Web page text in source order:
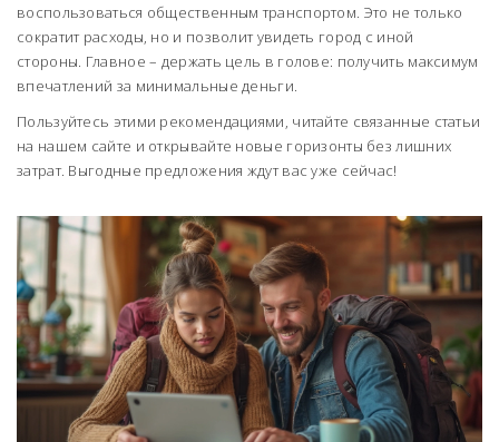
воспользоваться общественным транспортом. Это не только
сократит расходы, но и позволит увидеть город с иной
стороны. Главное – держать цель в голове: получить максимум
впечатлений за минимальные деньги.
Пользуйтесь этими рекомендациями, читайте связанные статьи
на нашем сайте и открывайте новые горизонты без лишних
затрат. Выгодные предложения ждут вас уже сейчас!